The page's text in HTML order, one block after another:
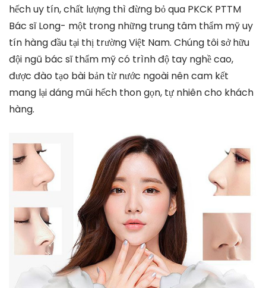
hếch uy tín, chất lượng thì đừng bỏ qua PKCK PTTM
Bác sĩ Long- một trong những trung tâm thẩm mỹ uy
tín hàng đầu tại thị trường Việt Nam. Chúng tôi sở hữu
đội ngũ bác sĩ thẩm mỹ có trình độ tay nghề cao,
được đào tạo bài bản từ nước ngoài nên cam kết
mang lại dáng mũi hếch thon gọn, tự nhiên cho khách
hàng.